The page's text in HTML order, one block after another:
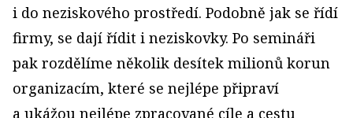
i do neziskového prostředí. Podobně jak se řídí
firmy, se dají řídit i neziskovky. Po semináři
pak rozdělíme několik desítek milionů korun
organizacím, které se nejlépe připraví
a ukážou nejlépe zpracované cíle a cestu